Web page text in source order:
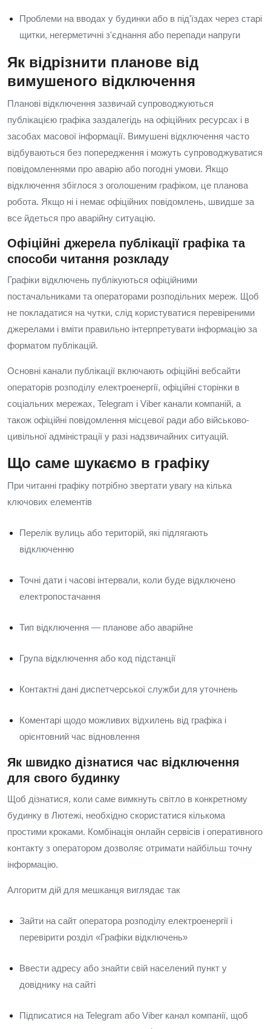
Проблеми на вводах у будинки або в під'їздах через старі
щитки, негерметичні з'єднання або перепади напруги
Як відрізнити планове від
вимушеного відключення
Планові відключення зазвичай супроводжуються
публікацією графіка заздалегідь на офіційних ресурсах і в
засобах масової інформації. Вимушені відключення часто
відбуваються без попередження і можуть супроводжуватися
повідомленнями про аварію або погодні умови. Якщо
відключення збіглося з оголошеним графіком, це планова
робота. Якщо ні і немає офіційних повідомлень, швидше за
все йдеться про аварійну ситуацію.
Офіційні джерела публікації графіка та
способи читання розкладу
Графіки відключень публікуються офіційними
постачальниками та операторами розподільних мереж. Щоб
не покладатися на чутки, слід користуватися перевіреними
джерелами і вміти правильно інтерпретувати інформацію за
форматом публікацій.
Основні канали публікації включають офіційні вебсайти
операторів розподілу електроенергії, офіційні сторінки в
соціальних мережах, Telegram і Viber канали компаній, а
також офіційні повідомлення місцевої ради або військово-
цивільної адміністрації у разі надзвичайних ситуацій.
Що саме шукаємо в графіку
При читанні графіку потрібно звертати увагу на кілька
ключових елементів
Перелік вулиць або територій, які підлягають
відключенню
Точні дати і часові інтервали, коли буде відключено
електропостачання
Тип відключення — планове або аварійне
Група відключення або код підстанції
Контактні дані диспетчерської служби для уточнень
Коментарі щодо можливих відхилень від графіка і
орієнтовний час відновлення
Як швидко дізнатися час відключення
для свого будинку
Щоб дізнатися, коли саме вимкнуть світло в конкретному
будинку в Лютежі, необхідно скористатися кількома
простими кроками. Комбінація онлайн сервісів і оперативного
контакту з оператором дозволяє отримати найбільш точну
інформацію.
Алгоритм дій для мешканця виглядає так
Зайти на сайт оператора розподілу електроенергії і
перевірити розділ «Графіки відключень»
Ввести адресу або знайти свій населений пункт у
довіднику на сайті
Підписатися на Telegram або Viber канал компанії, щоб